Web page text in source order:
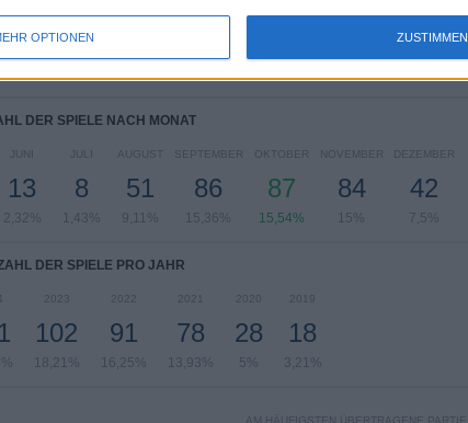
OPTIONEN ZUSTIMMEN
134
DER SPIELE NACH MONAT
JUNI
13
2,32%
JULI
8
1,43%
AUGUST
51
9,11%
SEPTEMBER
86
15,36%
OKTOBER
87
15,54%
NOVEMBER
84
15%
DEZEMBER
42
7,5%
DER SPIELE PRO JAHR
2023
102
18,21%
2022
91
16,25%
2021
78
13,93%
2020
28
5%
2019
18
3,21%
AM HÄUFIGSTEN ÜBERTRAGENE PARTIE